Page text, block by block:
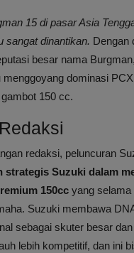
15 di pasar Asia
sangat dinantikan. Dengan
besar nama
dominasi
150 cc.
redaksi, peluncuran
strategis Suzuki dalam
150cc yang selama
Suzuki membawa
sebagai skuter besar
lebih kompetitif, dan ini